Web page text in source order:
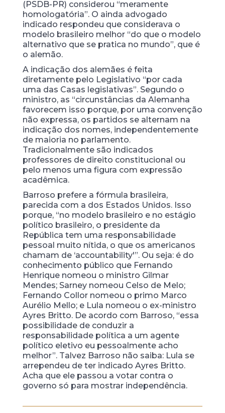
(PSDB-PR) considerou “meramente
homologatória”. O ainda advogado
indicado respondeu que considerava o
modelo brasileiro melhor “do que o modelo
alternativo que se pratica no mundo”, que é
o alemão.
A indicação dos alemães é feita
diretamente pelo Legislativo “por cada
uma das Casas legislativas”. Segundo o
ministro, as “circunstâncias da Alemanha
favorecem isso porque, por uma convenção
não expressa, os partidos se alternam na
indicação dos nomes, independentemente
de maioria no parlamento.
Tradicionalmente são indicados
professores de direito constitucional ou
pelo menos uma figura com expressão
acadêmica.
Barroso prefere a fórmula brasileira,
parecida com a dos Estados Unidos. Isso
porque, “no modelo brasileiro e no estágio
político brasileiro, o presidente da
República tem uma responsabilidade
pessoal muito nítida, o que os americanos
chamam de ‘accountability'”. Ou seja: é do
conhecimento público que Fernando
Henrique nomeou o ministro Gilmar
Mendes; Sarney nomeou Celso de Melo;
Fernando Collor nomeou o primo Marco
Aurélio Mello; e Lula nomeou o ex-ministro
Ayres Britto. De acordo com Barroso, “essa
possibilidade de conduzir a
responsabilidade política a um agente
político eletivo eu pessoalmente acho
melhor”. Talvez Barroso não saiba: Lula se
arrependeu de ter indicado Ayres Britto.
Acha que ele passou a votar contra o
governo só para mostrar independência.